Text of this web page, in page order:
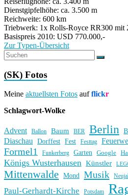
Dienstgipfelhöhe: ca. 3.500 m
Reichweite: 600 km
Triebwerk: 1x Rolls-Royce RR300 mit
Basispreis 2010: USD 770.000,-
Zur Typen-Übersicht
(SK) Fotos
Meine aktuellsten Fotos aufflickr
Schlagwort-Wolke
Advent Ballon Baum BER Berlin
Diaschau Dorffest Fest Festtag
Formel1 Funkerberg Garten Google
Königs Wusterhausen Künstler
Mittenwalde Mond Musik
Paul-Gerhardt-Kirche Potsdam